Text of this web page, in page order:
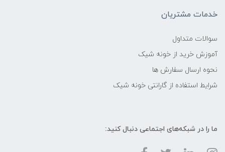
خدمات مشتریان
سوالات متداول
آموزش خرید از خونه شیک
نحوه ارسال سفارش ها
شرایط استفاده از گارانتی خونه شیک
ما را در شبکه‌های اجتماعی دنبال کنید: